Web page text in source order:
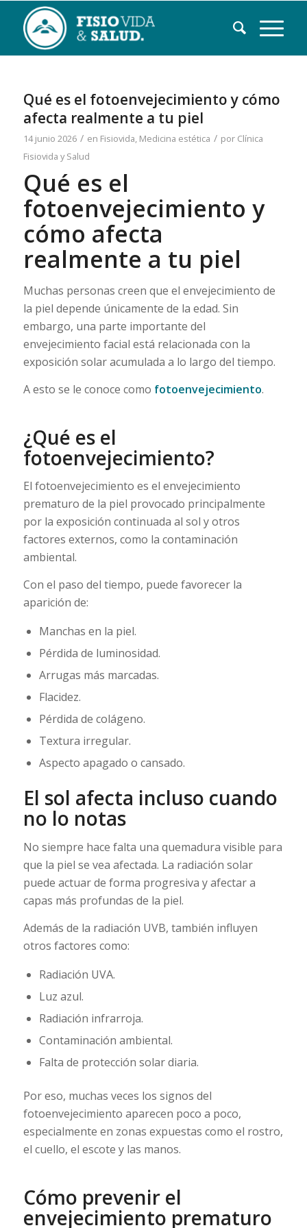
Qué es el fotoenvejecimiento y cómo
afecta realmente a tu piel
14 junio 2026 / en Fisiovida, Medicina estética / por Clínica
Fisiovida y Salud
Qué es el
fotoenvejecimiento y
cómo afecta
realmente a tu piel
Muchas personas creen que el envejecimiento de
la piel depende únicamente de la edad. Sin
embargo, una parte importante del
envejecimiento facial está relacionada con la
exposición solar acumulada a lo largo del tiempo.
A esto se le conoce como fotoenvejecimiento.
¿Qué es el
fotoenvejecimiento?
El fotoenvejecimiento es el envejecimiento
prematuro de la piel provocado principalmente
por la exposición continuada al sol y otros
factores externos, como la contaminación
ambiental.
Con el paso del tiempo, puede favorecer la
aparición de:
Manchas en la piel.
Pérdida de luminosidad.
Arrugas más marcadas.
Flacidez.
Pérdida de colágeno.
Textura irregular.
Aspecto apagado o cansado.
El sol afecta incluso cuando
no lo notas
No siempre hace falta una quemadura visible para
que la piel se vea afectada. La radiación solar
puede actuar de forma progresiva y afectar a
capas más profundas de la piel.
Además de la radiación UVB, también influyen
otros factores como:
Radiación UVA.
Luz azul.
Radiación infrarroja.
Contaminación ambiental.
Falta de protección solar diaria.
Por eso, muchas veces los signos del
fotoenvejecimiento aparecen poco a poco,
especialmente en zonas expuestas como el rostro,
el cuello, el escote y las manos.
Cómo prevenir el
envejecimiento prematuro